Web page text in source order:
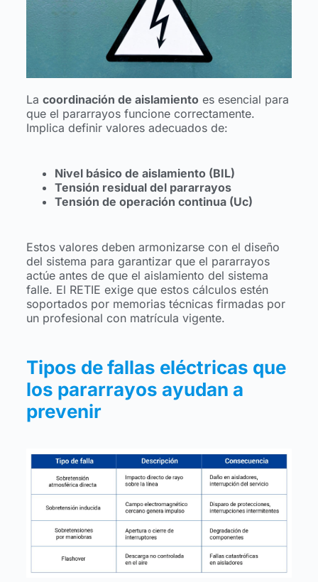
La coordinación de aislamientoes esencial para
que el pararrayos funcione correctamente.
Implica definir valores adecuados de:
Nivel básico de aislamiento (BIL)
Tensión residual del pararrayos
Tensión de operación continua (Uc)
Estos valores deben armonizarse con el diseño
del sistema para garantizar que el pararrayos
actúe antes de que el aislamiento del sistema
falle. El RETIE exige que estos cálculos estén
soportados por memorias técnicas firmadas por
un profesional con matrícula vigente.
Tipos de fallas eléctricas que
los pararrayos ayudan a
prevenir